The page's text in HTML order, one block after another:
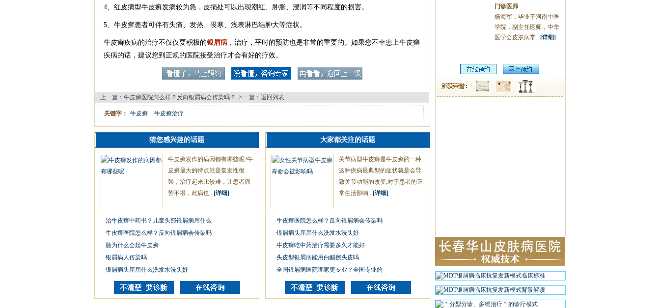
4、红皮病型牛皮癣发病较为急，皮损处可以出现潮红、肿胀、浸润等不同程度的损害。
5、牛皮癣患者可伴有头痛、发热、畏寒、浅表淋巴结肿大等症状。
牛皮癣疾病的治疗不仅仅要积极的银屑病 ，治疗，平时的预防也是非常的重要的。如果您不幸患上牛皮癣
疾病的话，建议您到正规的医院接受治疗才会有好的疗效。
上一篇： 牛皮癣医院怎么样？反向银屑病会传染吗？ 下一篇： 返回列表
关键字： 牛皮癣 牛皮癣治疗
猜您感兴趣的话题
牛皮癣发作的病因都有哪些呢?牛
皮癣最大的特点就是复发性很
强，治疗起来比较难，让患者痛
苦不堪，此病也... [详细]
治牛皮癣中药书？儿童头部银屑病用什么
牛皮癣医院怎么样？反向银屑病会传染吗
脸为什么会起牛皮癣
银屑病人传染吗
银屑病头庠用什么洗发水洗头好
大家都关注的话题
关节病型牛皮癣是牛皮癣的一种,
这种疾病最典型的症状就是会导
致关节功能的改变,对于患者的正
常生活影响... [详细]
牛皮癣医院怎么样？反向银屑病会传染吗
银屑病头庠用什么洗发水洗头好
牛皮癣吃中药治疗需要多久才能好
头皮型银屑病能用白醋擦头皮吗
全国银屑病医院哪家更专业？全国专业的
门诊医师
杨海军，毕业于河南中医
学院，副主任医师，中华
医学会皮肤病常... [详细]